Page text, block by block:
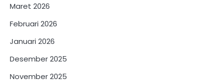
Maret 2026
Februari 2026
Januari 2026
Desember 2025
November 2025